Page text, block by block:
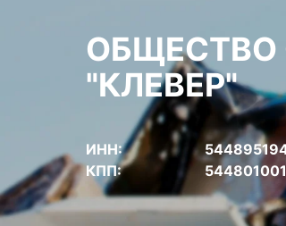
ОБЩЕСТВО
"КЛЕВЕР"
ИНН:
КПП:
544801001